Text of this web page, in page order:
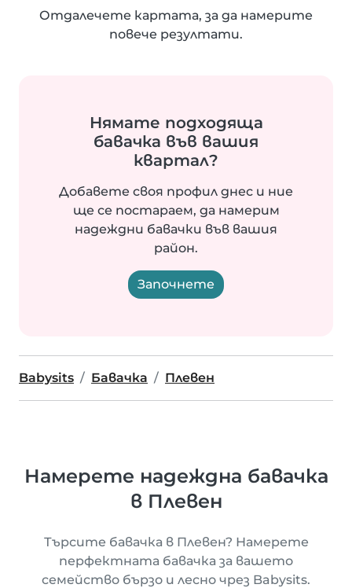
Отдалечете картата, за да намерите
повече резултати.
Нямате подходяща
бавачка във вашия
квартал?
Добавете своя профил днес и ние
ще се постараем, да намерим
надеждни бавачки във вашия
район.
Започнете
Babysits Бавачка Плевен
Намерете надеждна бавачка
в Плевен
Търсите бавачка в Плевен? Намерете
перфектната бавачка за вашето
семейство бързо и лесно чрез Babysits.